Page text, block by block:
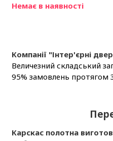
Немає в наявності
Компанії "Інтер'єрні
Величезний складський
95% замовлень протягом
Карскас полотна